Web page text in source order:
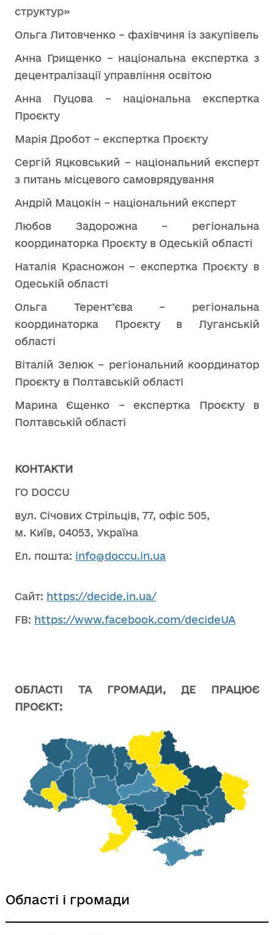
структур»
Ольга Литовченко – фахівчиня із закупівель
Анна Грищенко – національна експертка з
децентралізації управління освітою
Анна Пуцова – національна експертка
Проєкту
Марія Дробот – експертка Проєкту
Сергій Яцковський – національний експерт
з питань місцевого самоврядування
Андрій Мацокін – національний експерт
Любов Задорожна – регіональна
координаторка Проєкту в Одеській області
Наталія Красножон – експертка Проєкту в
Одеській області
Ольга Терент’єва – регіональна
координаторка Проєкту в Луганській
області
Віталій Зелюк – регіональний координатор
Проєкту в Полтавській області
Марина Єщенко – експертка Проєкту в
Полтавській області
КОНТАКТИ
ГО DOCCU
вул. Січових Стрільців, 77, офіс 505,
м. Київ, 04053, Україна
Ел. пошта: info@doccu.in.ua
Сайт: https://decide.in.ua/
FB: https://www.facebook.com/decideUA
ОБЛАСТІ ТА ГРОМАДИ, ДЕ ПРАЦЮЄ
ПРОЄКТ:
Області і громади